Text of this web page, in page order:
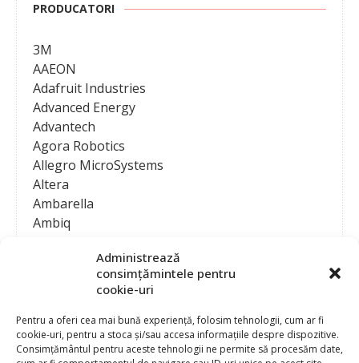
Administrează
consimțămintele pentru
cookie-uri
Pentru a oferi cea mai bună experiență, folosim tehnologii, cum ar fi
cookie-uri, pentru a stoca și/sau accesa informațiile despre dispozitive.
Consimțământul pentru aceste tehnologii ne permite să procesăm date,
PRODUCATORI
3M
AAEON
Adafruit Industries
Advanced Energy
Advantech
Agora Robotics
Allegro MicroSystems
Altera
Ambarella
Ambiq
Analog Devices
Anritsu Corporation
Ansys
APS
Arduino